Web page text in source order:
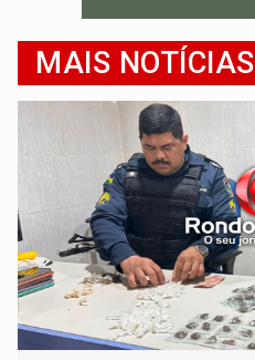
MAIS NOTÍCIAS